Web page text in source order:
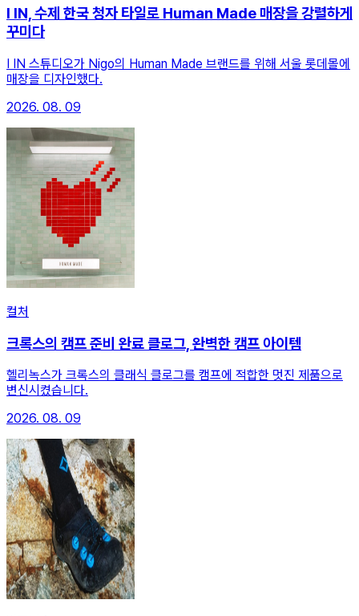
I IN, 수제 한국 청자 타일로 Human Made 매장을 강렬하게
꾸미다
I IN 스튜디오가 Nigo의 Human Made 브랜드를 위해 서울 롯데몰에
매장을 디자인했다.
2026. 08. 09
컬처
크록스의 캠프 준비 완료 클로그, 완벽한 캠프 아이템
헬리녹스가 크록스의 클래식 클로그를 캠프에 적합한 멋진 제품으로
변신시켰습니다.
2026. 08. 09